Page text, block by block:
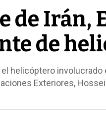
de Irán,
de
helicóptero involucrado
Exteriores,